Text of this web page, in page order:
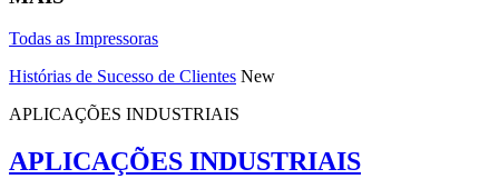
Todas as Impressoras
Histórias de Sucesso de Clientes New
APLICAÇÕES INDUSTRIAIS
APLICAÇÕES INDUSTRIAIS